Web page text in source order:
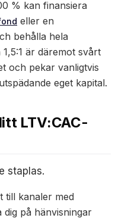
% kan finansiera
eller en
behålla hela
är däremot svårt
och pekar vanligtvis
eget kapital.
LTV:CAC-
staplas.
till kanaler med
dig på hänvisningar